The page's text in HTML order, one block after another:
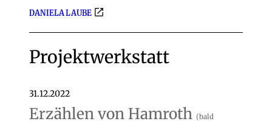
DANIELA LAUBE
Projektwerkstatt
31.12.2022
Erzählen von Hamroth (bald